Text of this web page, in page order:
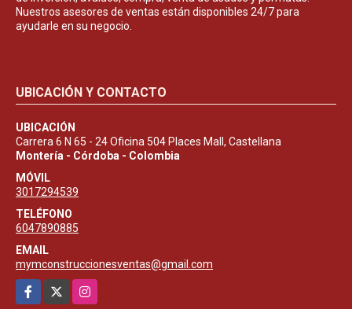
Nuestros asesores de ventas están disponibles 24/7 para
ayudarle en su negocio.
UBICACIÓN Y CONTACTO
UBICACIÓN
Carrera 6 N 65 - 24 Oficina 504 Places Mall, Castellana
Montería - Córdoba - Colombia
MÓVIL
3017294539
TELÉFONO
6047890885
EMAIL
mymconstruccionesventas@gmail.com
Facebook
Instagram